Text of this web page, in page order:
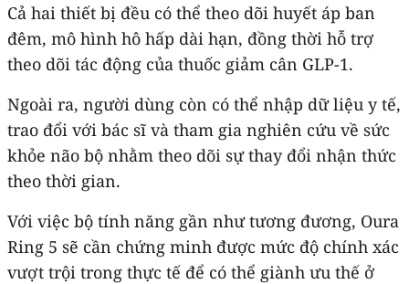
Cả hai thiết bị đều có thể theo dõi huyết áp ban
đêm, mô hình hô hấp dài hạn, đồng thời hỗ trợ
theo dõi tác động của thuốc giảm cân GLP-1.
Ngoài ra, người dùng còn có thể nhập dữ liệu y tế,
trao đổi với bác sĩ và tham gia nghiên cứu về sức
khỏe não bộ nhằm theo dõi sự thay đổi nhận thức
theo thời gian.
Với việc bộ tính năng gần như tương đương, Oura
Ring 5 sẽ cần chứng minh được mức độ chính xác
vượt trội trong thực tế để có thể giành ưu thế ở